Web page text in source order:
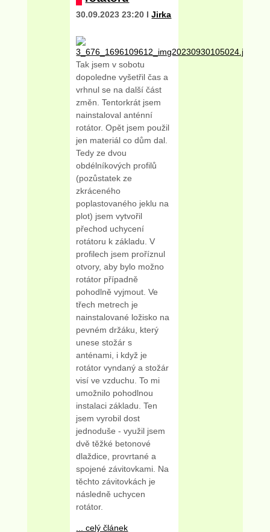
30.09.2023 23:20 IJirka
Tak jsem v sobotu
dopoledne vyšetřil čas a
vrhnul se na další část
změn. Tentorkrát jsem
nainstaloval anténní
rotátor. Opět jsem použil
jen materiál co dům dal.
Tedy ze dvou
obdélníkových profilů
(pozůstatek ze
zkráceného
poplastovaného jeklu na
plot) jsem vytvořil
přechod uchycení
rotátoru k základu. V
profilech jsem proříznul
otvory, aby bylo možno
rotátor případně
pohodlně vyjmout. Ve
třech metrech je
nainstalované ložisko na
pevném držáku, který
unese stožár s
anténami, i když je
rotátor vyndaný a stožár
visí ve vzduchu. To mi
umožnilo pohodlnou
instalaci základu. Ten
jsem vyrobil dost
jednoduše - využil jsem
dvě těžké betonové
dlaždice, provrtané a
spojené závitovkami. Na
těchto závitovkách je
následně uchycen
rotátor.
... celý článek